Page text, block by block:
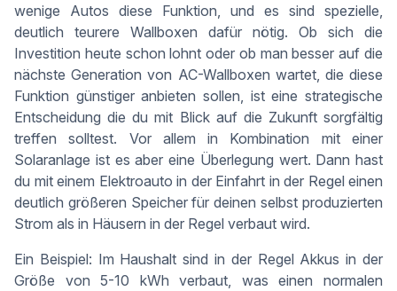
wenige Autos diese Funktion, und es sind spezielle,
deutlich teurere Wallboxen dafür nötig. Ob sich die
Investition heute schon lohnt oder ob man besser auf die
nächste Generation von AC-Wallboxen wartet, die diese
Funktion günstiger anbieten sollen, ist eine strategische
Entscheidung die du mit Blick auf die Zukunft sorgfältig
treffen solltest. Vor allem in Kombination mit einer
Solaranlage ist es aber eine Überlegung wert. Dann hast
du mit einem Elektroauto in der Einfahrt in der Regel einen
deutlich größeren Speicher für deinen selbst produzierten
Strom als in Häusern in der Regel verbaut wird.
Ein Beispiel: Im Haushalt sind in der Regel Akkus in der
Größe von 5-10 kWh verbaut, was einen normalen